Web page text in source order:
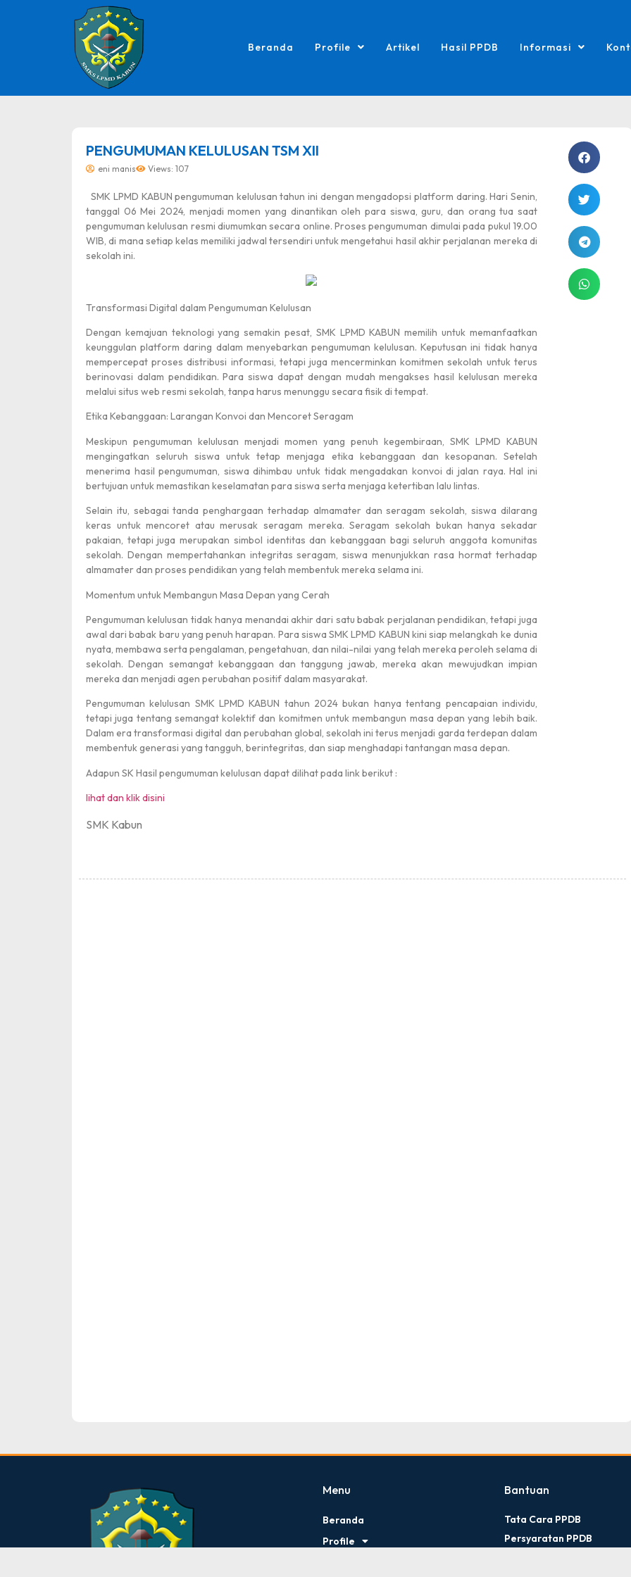
Beranda Profile Artikel Hasil PPDB Informasi
PENGUMUMAN KELULUSAN TSM XII
eni manis Views: 107
SMK LPMD KABUN pengumuman kelulusan tahun ini dengan mengadopsi platform daring. Hari Senin,
tanggal 06 Mei 2024, menjadi momen yang dinantikan oleh para siswa, guru, dan orang tua saat
pengumuman kelulusan resmi diumumkan secara online. Proses pengumuman dimulai pada pukul 19.00
WIB, di mana setiap kelas memiliki jadwal tersendiri untuk mengetahui hasil akhir perjalanan mereka di
sekolah ini.
Transformasi Digital dalam Pengumuman Kelulusan
Dengan kemajuan teknologi yang semakin pesat, SMK LPMD KABUN memilih untuk memanfaatkan
keunggulan platform daring dalam menyebarkan pengumuman kelulusan. Keputusan ini tidak hanya
mempercepat proses distribusi informasi, tetapi juga mencerminkan komitmen sekolah untuk terus
berinovasi dalam pendidikan. Para siswa dapat dengan mudah mengakses hasil kelulusan mereka
melalui situs web resmi sekolah, tanpa harus menunggu secara fisik di tempat.
Etika Kebanggaan: Larangan Konvoi dan Mencoret Seragam
Meskipun pengumuman kelulusan menjadi momen yang penuh kegembiraan, SMK LPMD KABUN
mengingatkan seluruh siswa untuk tetap menjaga etika kebanggaan dan kesopanan. Setelah
menerima hasil pengumuman, siswa dihimbau untuk tidak mengadakan konvoi di jalan raya. Hal ini
bertujuan untuk memastikan keselamatan para siswa serta menjaga ketertiban lalu lintas.
Selain itu, sebagai tanda penghargaan terhadap almamater dan seragam sekolah, siswa dilarang
keras untuk mencoret atau merusak seragam mereka. Seragam sekolah bukan hanya sekadar
pakaian, tetapi juga merupakan simbol identitas dan kebanggaan bagi seluruh anggota komunitas
sekolah. Dengan mempertahankan integritas seragam, siswa menunjukkan rasa hormat terhadap
almamater dan proses pendidikan yang telah membentuk mereka selama ini.
Momentum untuk Membangun Masa Depan yang Cerah
Pengumuman kelulusan tidak hanya menandai akhir dari satu babak perjalanan pendidikan, tetapi juga
awal dari babak baru yang penuh harapan. Para siswa SMK LPMD KABUN kini siap melangkah ke dunia
nyata, membawa serta pengalaman, pengetahuan, dan nilai-nilai yang telah mereka peroleh selama di
sekolah. Dengan semangat kebanggaan dan tanggung jawab, mereka akan mewujudkan impian
mereka dan menjadi agen perubahan positif dalam masyarakat.
Pengumuman kelulusan SMK LPMD KABUN tahun 2024 bukan hanya tentang pencapaian individu,
tetapi juga tentang semangat kolektif dan komitmen untuk membangun masa depan yang lebih baik.
Dalam era transformasi digital dan perubahan global, sekolah ini terus menjadi garda terdepan dalam
membentuk generasi yang tangguh, berintegritas, dan siap menghadapi tantangan masa depan.
Adapun SK Hasil pengumuman kelulusan dapat dilihat pada link berikut :
lihat dan klik disini
SMK Kabun
Menu
Beranda
Profile
Bantuan
Tata Cara PPDB
Persyaratan PPDB